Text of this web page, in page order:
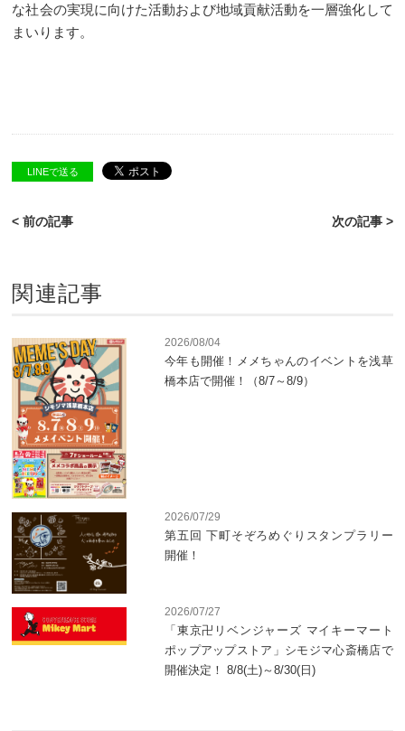
な社会の実現に向けた活動および地域貢献活動を一層強化して
まいります。
LINEで送る
< 前の記事 次の記事 >
関連記事
2026/08/04
今年も開催！メメちゃんのイベントを浅草
橋本店で開催！（8/7～8/9）
2026/07/29
第五回 下町そぞろめぐりスタンプラリー
開催！
2026/07/27
「東京卍リベンジャーズ マイキーマート
ポップアップストア」シモジマ心斎橋店で
開催決定！ 8/8(土)～8/30(日)